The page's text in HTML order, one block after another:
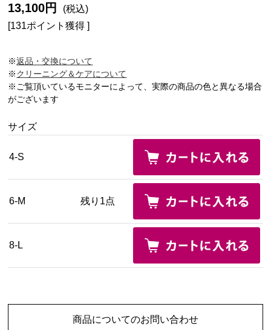
13,100円
(税込)
[131ポイント獲得 ]
※返品・交換について
※クリーニング＆ケアについて
※ご覧頂いているモニターによって、実際の商品の色と異なる場合
がございます
サイズ
4-S
6-M 残り1点
8-L
商品についてのお問い合わせ